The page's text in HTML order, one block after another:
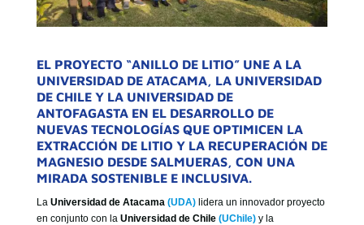
EL PROYECTO “ANILLO DE LITIO” UNE A LA
UNIVERSIDAD DE ATACAMA, LA UNIVERSIDAD
DE CHILE Y LA UNIVERSIDAD DE
ANTOFAGASTA EN EL DESARROLLO DE
NUEVAS TECNOLOGÍAS QUE OPTIMICEN LA
EXTRACCIÓN DE LITIO Y LA RECUPERACIÓN DE
MAGNESIO DESDE SALMUERAS, CON UNA
MIRADA SOSTENIBLE E INCLUSIVA.
La Universidad de Atacama (UDA)lidera un innovador proyecto
en conjunto con la Universidad de Chile(UChile)y la